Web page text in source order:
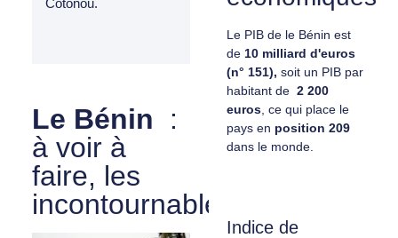
Cotonou.
Le Bénin
:
à voir à
faire, les
incontournables
Le PIB de le Bénin est
de 10 milliard d'euros
(n° 151), soit un PIB par
habitant de 2 200
euros , ce qui place le
pays en position 209
dans le monde.
Indice de